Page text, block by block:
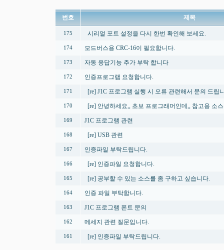
번호 제목
175 시리얼 포트 설정을 다시 한번 확인해 보세요.
174 모드버스용 CRC-16이 필요합니다.
173 자동 응답기능 추가 부탁 합니다
172 인증프로그램 요청합니다.
171 [re] J1C 프로그램 실행 시 오류 관련해서 문의 드립
170 [re] 안녕하세요,, 초보 프로그래머인데,, 참고용 소
169 J1C 프로그램 관련
168 [re] USB 관련
167 인증파일 부탁드립니다.
166 [re] 인증파일 요청합니다.
165 [re] 공부할 수 있는 소스를 좀 구하고 싶습니다.
164 인증 파일 부탁합니다.
163 J1C 프로그램 폰트 문의
162 메세지 관련 질문입니다.
161 [re] 인증파일 부탁드립니다.